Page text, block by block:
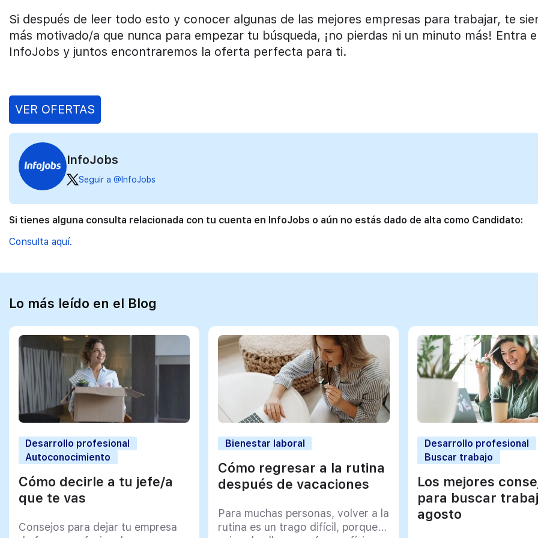
Si después de leer todo esto y conocer algunas de las mejores empresas para trabajar, te
más motivado/a que nunca para empezar tu búsqueda, ¡no pierdas ni un minuto más! Entra
InfoJobs y juntos encontraremos la oferta perfecta para ti.
VER OFERTAS
InfoJobs
Seguir a @InfoJobs
Si tienes alguna consulta relacionada con tu cuenta en InfoJobs o aún no estás dado de alta como Candidato:
Consulta aquí.
Lo más leído en el Blog
Desarrollo profesional
Autoconocimiento
Cómo decirle a tu jefe/a
que te vas
Consejos para dejar tu empresa
Bienestar laboral
Cómo regresar a la rutina
después de vacaciones
Para muchas personas, volver a la
rutina es un trago difícil, porque
Desarrollo profesional
Buscar trabajo
Los mejores
para buscar
agosto